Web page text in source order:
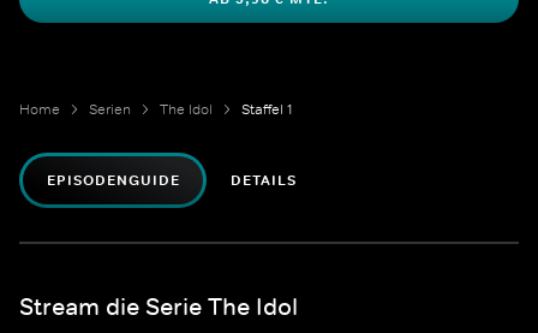
Home Serien The Idol Staffel 1
EPISODENGUIDE DETAILS
Stream die Serie The Idol